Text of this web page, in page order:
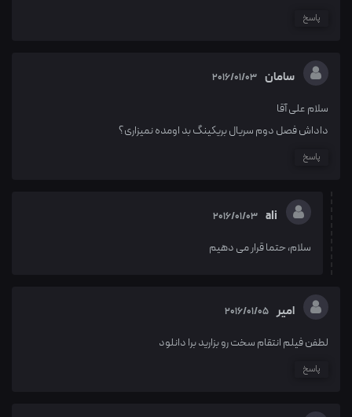
پاسخ
سامان 2016/01/03
سلام علی آقا
داداش فصل دوم سریال بریکینگ بد اومده نمیزاری؟
پاسخ
ali
2016/01/03
سلام، حتما قرار می دهیم
امیر 2016/01/05
لطفن فیلم انتقام سخت رو بزارید برا دانلود
پاسخ